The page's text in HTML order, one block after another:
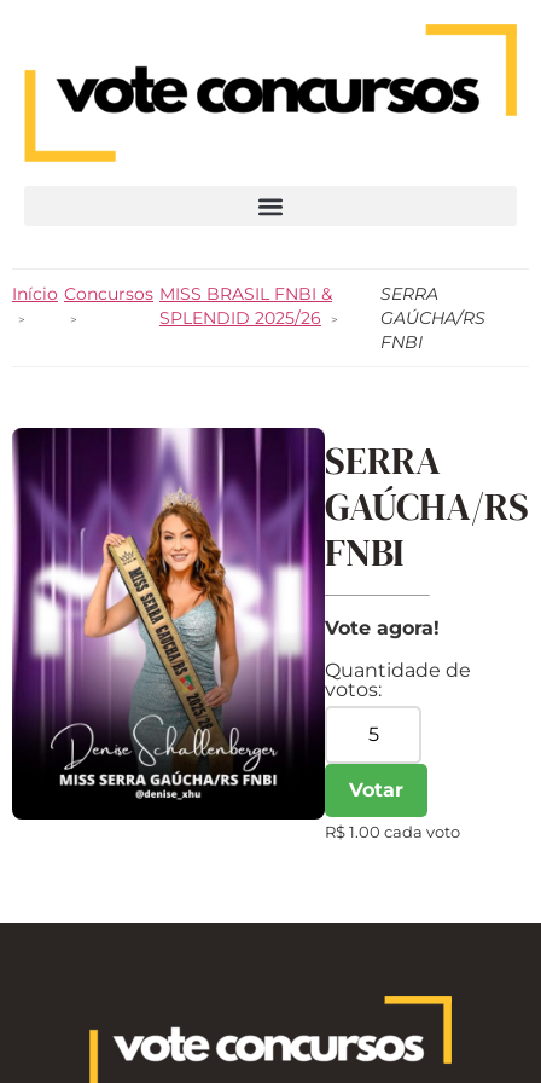
Início Concursos MISS BRASIL FNBI &
SPLENDID 2025/26
SERRA
GAÚCHA/RS
FNBI
SERRA
GAÚCHA/RS
FNBI
Vote agora!
Quantidade de
votos:
Votar
R$ 1.00 cada voto